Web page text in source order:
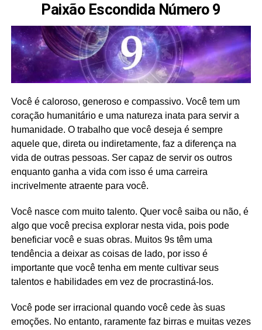
Paixão Escondida Número 9
Você é caloroso, generoso e compassivo. Você tem um
coração humanitário e uma natureza inata para servir a
humanidade. O trabalho que você deseja é sempre
aquele que, direta ou indiretamente, faz a diferença na
vida de outras pessoas. Ser capaz de servir os outros
enquanto ganha a vida com isso é uma carreira
incrivelmente atraente para você.
Você nasce com muito talento. Quer você saiba ou não, é
algo que você precisa explorar nesta vida, pois pode
beneficiar você e suas obras. Muitos 9s têm uma
tendência a deixar as coisas de lado, por isso é
importante que você tenha em mente cultivar seus
talentos e habilidades em vez de procrastiná-los.
Você pode ser irracional quando você cede às suas
emoções. No entanto, raramente faz birras e muitas vezes